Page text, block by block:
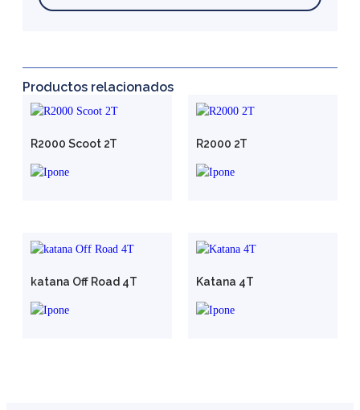
Productos relacionados
R2000 Scoot 2T R2000 2T
katana Off Road 4T Katana 4T